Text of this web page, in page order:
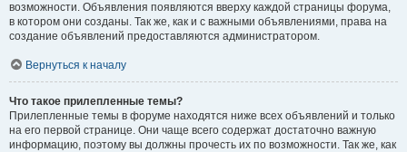
возможности. Объявления появляются вверху каждой страницы форума,
в котором они созданы. Так же, как и с важными объявлениями, права на
создание объявлений предоставляются администратором.
Вернуться к началу
Что такое прилепленные темы?
Прилепленные темы в форуме находятся ниже всех объявлений и только
на его первой странице. Они чаще всего содержат достаточно важную
информацию, поэтому вы должны прочесть их по возможности. Так же, как